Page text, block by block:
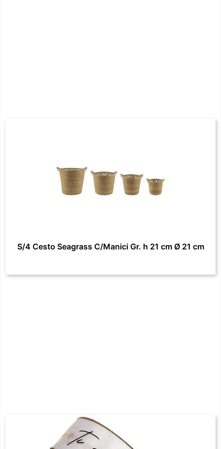
S/4 Cesto Seagrass C/Manici Gr. h 21 cm Ø 21 cm